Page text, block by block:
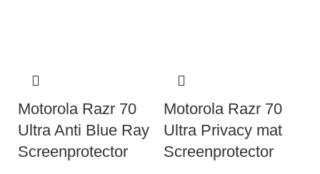
Motorola Razr 70
Ultra Anti Blue Ray
Screenprotector
Motorola Razr 70
Ultra Privacy mat
Screenprotector